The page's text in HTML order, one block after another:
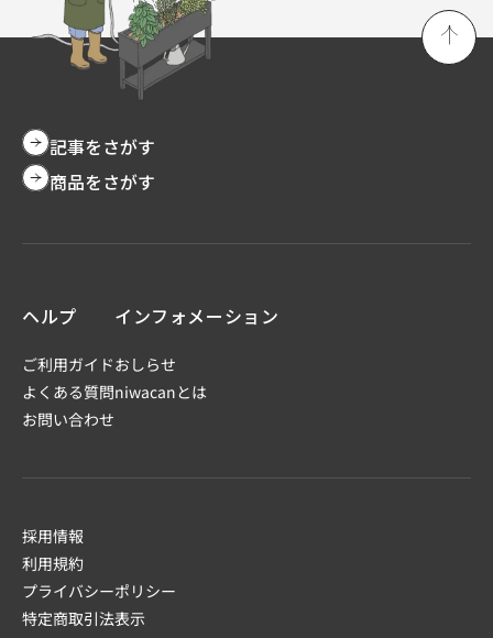
記事をさがす
商品をさがす
ヘルプ
ご利用ガイド
よくある質問
お問い合わせ
インフォメーション
おしらせ
niwacanとは
採用情報
利用規約
プライバシーポリシー
特定商取引法表示